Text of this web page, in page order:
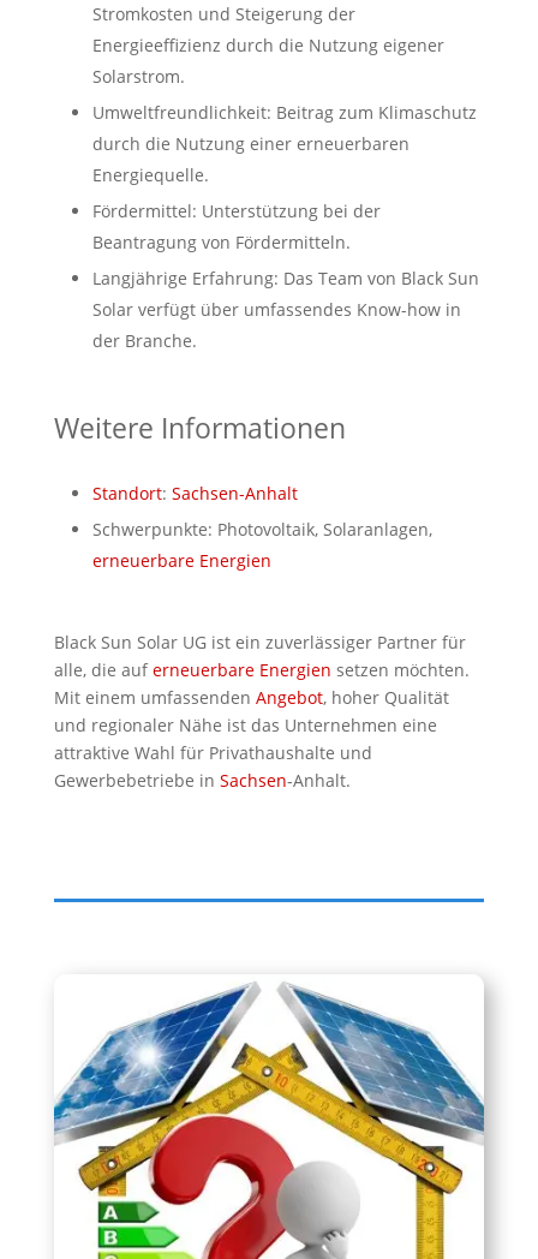
Stromkosten und Steigerung der
Energieeffizienz durch die Nutzung eigener
Solarstrom.
Umweltfreundlichkeit: Beitrag zum Klimaschutz
durch die Nutzung einer erneuerbaren
Energiequelle.
Fördermittel: Unterstützung bei der
Beantragung von Fördermitteln.
Langjährige Erfahrung: Das Team von Black Sun
Solar verfügt über umfassendes Know-how in
der Branche.
Weitere Informationen
Standort: Sachsen-Anhalt
Schwerpunkte: Photovoltaik, Solaranlagen,
erneuerbare Energien
Black Sun Solar UG ist ein zuverlässiger Partner für
alle, die auferneuerbare Energien setzen möchten.
Mit einem umfassenden Angebot, hoher Qualität
und regionaler Nähe ist das Unternehmen eine
attraktive Wahl für Privathaushalte und
Gewerbebetriebe in Sachsen-Anhalt.